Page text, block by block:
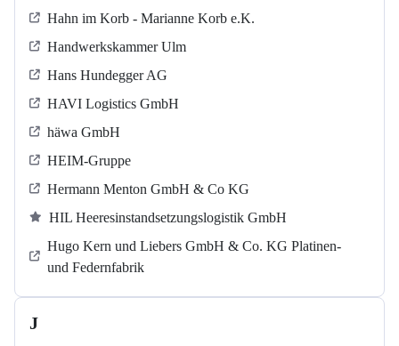
Hahn im Korb - Marianne Korb e.K.
Handwerkskammer Ulm
Hans Hundegger AG
HAVI Logistics GmbH
häwa GmbH
HEIM-Gruppe
Hermann Menton GmbH & Co KG
HIL Heeresinstandsetzungslogistik GmbH
Hugo Kern und Liebers GmbH & Co. KG Platinen-
und Federnfabrik
J